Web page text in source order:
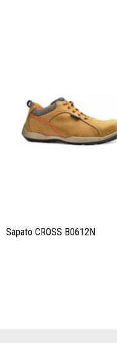
Sapato CROSS B0612N